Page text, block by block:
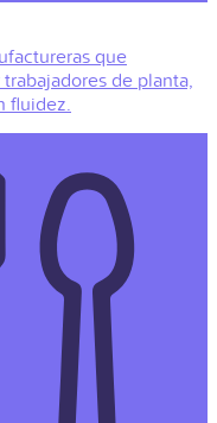
que
de planta,
fluidez.